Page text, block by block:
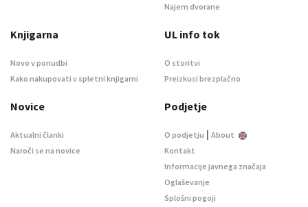
Najem dvorane
Knjigarna
Novo v ponudbi
Kako nakupovati v spletni knjigarni
UL info tok
O storitvi
Preizkusi brezplačno
Novice
Aktualni članki
Naroči se na novice
Podjetje
O podjetju | About
Kontakt
Informacije javnega značaja
Oglaševanje
Splošni pogoji